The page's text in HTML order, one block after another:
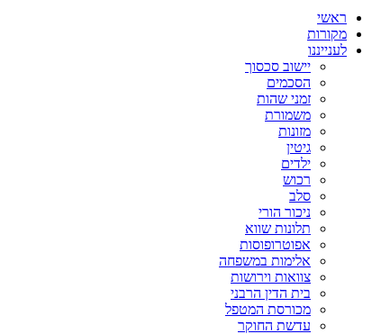
ראשי
מקורות
לענייננו
יישוב סכסוך
הסכמים
זמני שהות
משמורת
מזונות
גיטין
ילדים
רכוש
סלב
ניכור הורי
תלונות שווא
אפוטרופוסות
אלימות במשפחה
צוואות וירושות
בית הדין הרבני
מכורסת המטפל
עדשת החוקר